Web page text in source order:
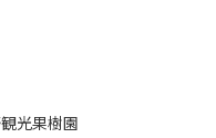
光果樹園